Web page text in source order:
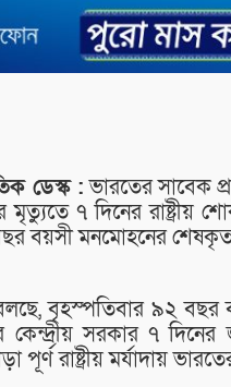
ডেস্ক :ভারতের সাবেক
মৃত্যুতে ৭ দিনের
বয়সী মনমোহনের শেষকৃত্য
বৃহস্পতিবার ৯২ বছর
কেন্দ্রীয় সরকার ৭
পূর্ণ রাষ্ট্রীয় মর্যাদায়